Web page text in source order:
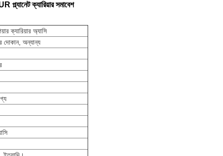
প্ল্যানেট ক্যারিয়ার সমাবেশ
ক্যারিয়ার অ্যাসি
দোকান, অন্যান্য